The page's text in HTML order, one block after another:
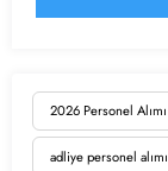
2026 Personel Alımı
adliye personel alımı